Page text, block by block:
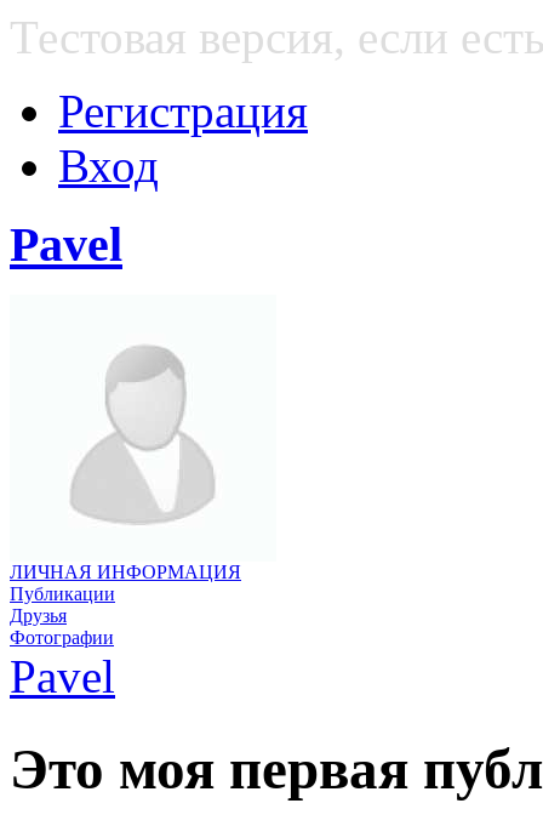
Тестовая версия, если
Регистрация
Вход
Pavel
ЛИЧНАЯ ИНФОРМАЦИЯ
Публикации
Друзья
Фотографии
Pavel
Это моя первая